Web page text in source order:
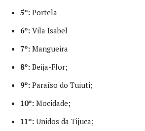
5º: Portela
6º: Vila Isabel
7º: Mangueira
8º: Beija-Flor;
9º: Paraíso do Tuiuti;
10º: Mocidade;
11º: Unidos da Tijuca;